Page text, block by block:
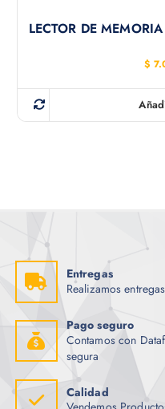
LECTOR DE
$
Entregas
Realizamos
Pago seguro
Contamos con
segura
Calidad